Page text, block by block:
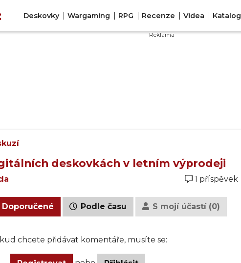
Deskovky Wargaming RPG Recenze Videa Katalog
deskovkách v letním výprodeji
1 příspěvek
Doporučené Podle času S mojí účastí (0)
chcete přidávat komentáře, musíte se: